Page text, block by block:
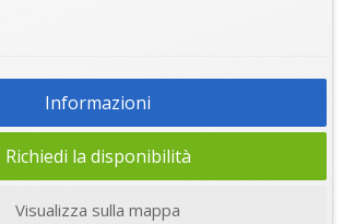
Informazioni
Richiedi la disponibilità
Visualizza sulla mappa